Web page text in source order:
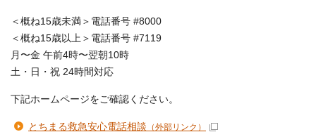
＜概ね15歳未満＞電話番号 #8000
＜概ね15歳以上＞電話番号 #7119
月〜金 午前4時〜翌朝10時
土・日・祝 24時間対応
下記ホームページをご確認ください。
とちまる救急安心電話相談 （外部リンク）